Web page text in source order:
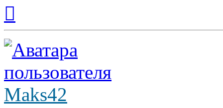
началу
Maks42